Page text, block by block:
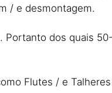
/ e desmontagem.
dos quais
Flutes / e